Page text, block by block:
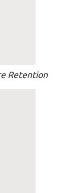
Retention